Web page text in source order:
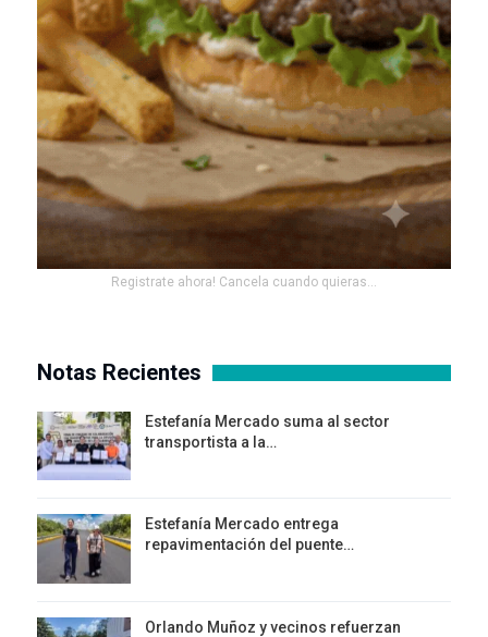
Registrate ahora! Cancela cuando quieras...
Notas Recientes
Estefanía Mercado suma al sector
transportista a la…
Estefanía Mercado entrega
repavimentación del puente…
Orlando Muñoz y vecinos refuerzan